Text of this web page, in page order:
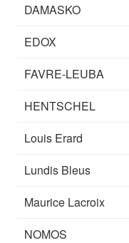
DAMASKO
EDOX
FAVRE-LEUBA
HENTSCHEL
Louis Erard
Lundis Bleus
Maurice Lacroix
NOMOS